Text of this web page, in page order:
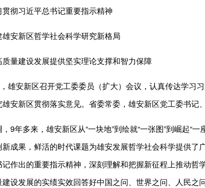
彻习近平总书记重要指示精神
新区哲学社会科学研究新格局
建设发展提供坚实理论支撑和智力保障
安新区召开党工委委员（扩大）会议，认真传达学习
安新区贯彻落实意见。省委常委，雄安新区党工委书记
年多来，雄安新区从“一块地”到绘就“一张图”到崛起“一
成果，鲜活的时代课题为雄安发展哲学社会科学提供
作出的重要指示精神，深刻理解和把握新征程上推动哲
设发展的实绩实效回答好中国之问、世界之问、人民